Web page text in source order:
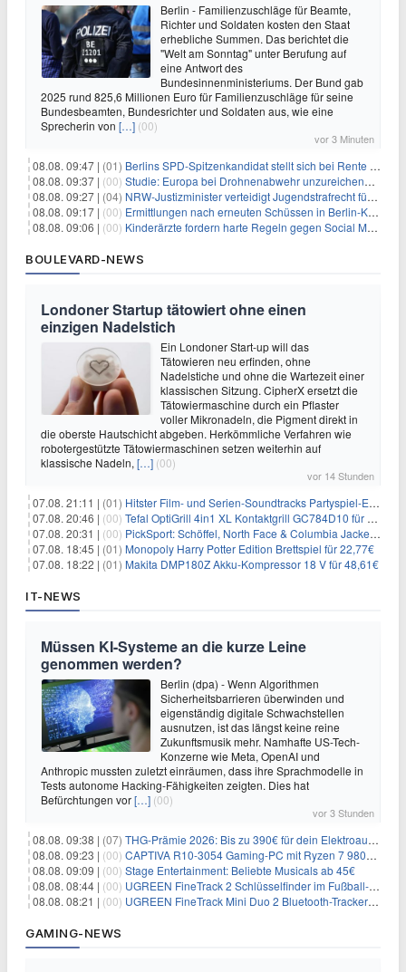
Berlin - Familienzuschläge für Beamte,
Richter und Soldaten kosten den Staat
erhebliche Summen. Das berichtet die
"Welt am Sonntag" unter Berufung auf
eine Antwort des
Bundesinnenministeriums. Der Bund gab
2025 rund 825,6 Millionen Euro für Familienzuschläge für seine
Bundesbeamten, Bundesrichter und Soldaten aus, wie eine
Sprecherin von […] (00)
vor 3 Minuten
08.08. 09:47 | (01) Berlins SPD-Spitzenkandidat stellt sich bei Rente mit 63 quer
08.08. 09:37 | (00) Studie: Europa bei Drohnenabwehr unzureichend vorbereitet
08.08. 09:27 | (04) NRW-Justizminister verteidigt Jugendstrafrecht für Heranwachsende
08.08. 09:17 | (00) Ermittlungen nach erneuten Schüssen in Berlin-Kreuzberg dauern an
08.08. 09:06 | (00) Kinderärzte fordern harte Regeln gegen Social Media
BOULEVARD-NEWS
Londoner Startup tätowiert ohne einen
einzigen Nadelstich
Ein Londoner Start-up will das
Tätowieren neu erfinden, ohne
Nadelstiche und ohne die Wartezeit einer
klassischen Sitzung. CipherX ersetzt die
Tätowiermaschine durch ein Pflaster
voller Mikronadeln, die Pigment direkt in
die oberste Hautschicht abgeben. Herkömmliche Verfahren wie
robotergestützte Tätowiermaschinen setzen weiterhin auf
klassische Nadeln, […] (00)
vor 14 Stunden
07.08. 21:11 | (01) Hitster Film- und Serien-Soundtracks Partyspiel-Erweiterung für 6,99€
07.08. 20:46 | (00) Tefal OptiGrill 4in1 XL Kontaktgrill GC784D10 für 239,99€
07.08. 20:31 | (00) PickSport: Schöffel, North Face & Columbia Jacken ab 39,60€
07.08. 18:45 | (01) Monopoly Harry Potter Edition Brettspiel für 22,77€
07.08. 18:22 | (01) Makita DMP180Z Akku-Kompressor 18 V für 48,61€
IT-NEWS
Müssen KI-Systeme an die kurze Leine
genommen werden?
Berlin (dpa) - Wenn Algorithmen
Sicherheitsbarrieren überwinden und
eigenständig digitale Schwachstellen
ausnutzen, ist das längst keine reine
Zukunftsmusik mehr. Namhafte US-Tech-
Konzerne wie Meta, OpenAI und
Anthropic mussten zuletzt einräumen, dass ihre Sprachmodelle in
Tests autonome Hacking-Fähigkeiten zeigten. Dies hat
Befürchtungen vor[…] (00)
vor 3 Stunden
08.08. 09:38 | (07) THG-Prämie 2026: Bis zu 390€ für dein Elektroauto mit geld-fuer-eAuto.de
08.08. 09:23 | (00) CAPTIVA R10-3054 Gaming-PC mit Ryzen 7 9800X3D und RTX 5080 für 2.599€
08.08. 09:09 | (00) Stage Entertainment: Beliebte Musicals ab 45€
08.08. 08:44 | (00) UGREEN FineTrack 2 Schlüsselfinder im Fußball-Design für 10,98€
08.08. 08:21 | (00) UGREEN FineTrack Mini Duo 2 Bluetooth-Tracker 4er-Pack für 28,99€
GAMING-NEWS